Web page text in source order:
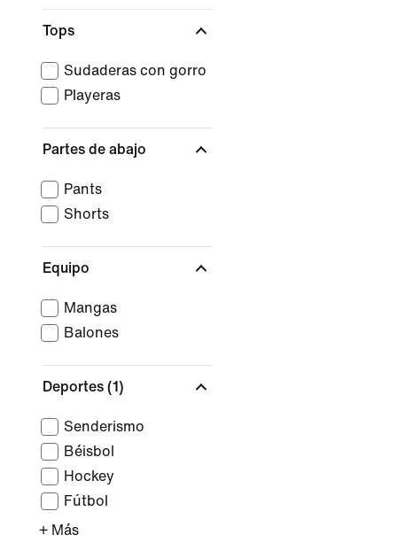
Tops
Sudaderas con gorro
Playeras
Partes de abajo
Pants
Shorts
Equipo
Mangas
Balones
Deportes (1)
Senderismo
Béisbol
Hockey
Fútbol
+ Más